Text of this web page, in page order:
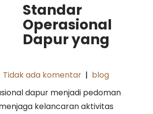
Standar
Operasional
Dapur yang
Tidak ada komentar | blog
dapur menjadi pedoman
kelancaran aktivitas